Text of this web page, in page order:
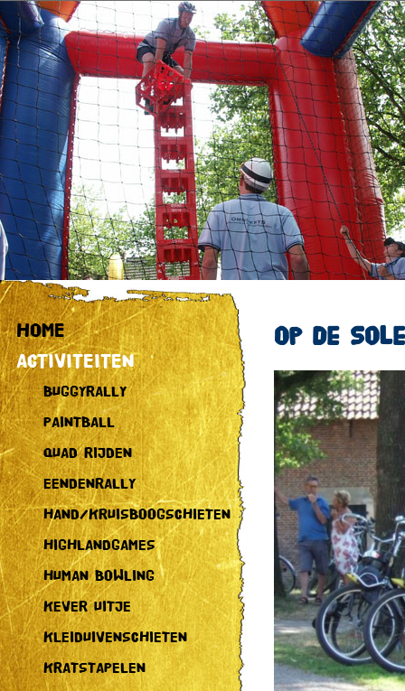
HOME
ACTIVITEITEN
BUGGYRALLY
PAINTBALL
QUAD RIJDEN
EENDENRALLY
HAND/KRUISBOOGSCHIETEN
HIGHLANDGAMES
HUMAN BOWLING
KEVER UITJE
KLEIDUIVENSCHIETEN
KRATSTAPELEN
Op de